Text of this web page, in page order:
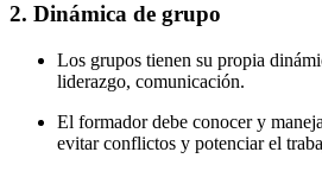
2. Dinámica de grupo
Los grupos tienen su propia
liderazgo, comunicación.
El formador debe conocer y
evitar conflictos y potenciar el